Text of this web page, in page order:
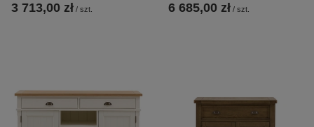
3 713,00 zł / szt. 6 685,00 zł / szt.